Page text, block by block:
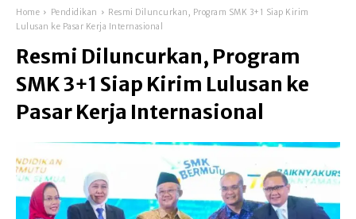
Home Pendidikan
Resmi Diluncurkan, Program SMK 3+1 Siap Kirim
Lulusan ke Pasar Kerja Internasional
Resmi Diluncurkan, Program
SMK 3+1 Siap Kirim Lulusan ke
Pasar Kerja Internasional